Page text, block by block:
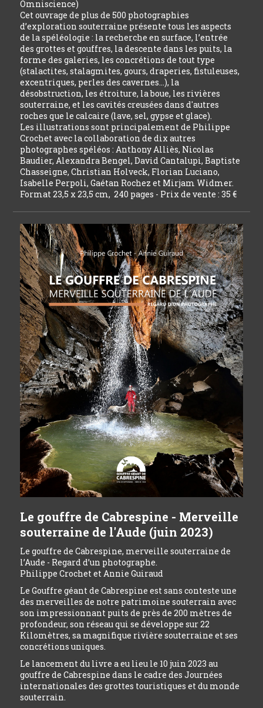
Omniscience)
Cet ouvrage de plus de 500 photographies
d’exploration souterraine présente tous les aspects
de la spéléologie : la recherche en surface, l’entrée
des grottes et gouffres, la descente dans les puits, la
forme des galeries, les concrétions de tout type
(stalactites, stalagmites, gours, draperies, fistuleuses,
excentriques, perles des cavernes…), la
désobstruction, les étroiture, la boue, les rivières
souterraine, et les cavités creusées dans d'autres
roches que le calcaire (lave, sel, gypse et glace).
Les illustrations sont principalement de Philippe
Crochet avec la collaboration de dix autres
photographes spéléos : Anthony Alliès, Nicolas
Baudier, Alexandra Bengel, David Cantalupi, Baptiste
Chasseigne, Christian Holveck, Florian Luciano,
Isabelle Perpoli, Gaétan Rochez et Mirjam Widmer.
Format 23,5 x 23,5 cm, 240 pages - Prix de vente : 35 €
Le gouffre de Cabrespine - Merveille
souterraine de l'Aude (juin 2023)
Le gouffre de Cabrespine, merveille souterraine de
l’Aude - Regard d’un photographe.
Philippe Crochet et Annie Guiraud
Le Gouffre géant de Cabrespine est sans conteste une
des merveilles de notre patrimoine souterrain avec
son impressionnant puits de près de 200 mètres de
profondeur, son réseau qui se développe sur 22
Kilomètres, sa magnifique rivière souterraine et ses
concrétions uniques.
Le lancement du livre a eu lieu le 10 juin 2023 au
gouffre de Cabrespine dans le cadre des Journées
internationales des grottes touristiques et du monde
souterrain.